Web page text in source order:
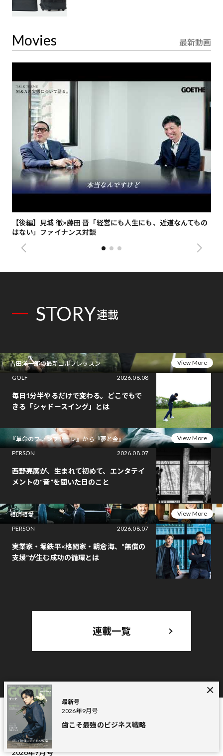
Movies 最新動画
【後編】見城 徹×藤田 晋「経営にも人生にも、近道なんてもの
はない」ファイナンス対談
STORY連載
吉田洋一郎の最新ゴルフレッスン
View More
GOLF
2026.08.08
毎日1分半やるだけで変わる。どこでもで
きる「シャドースイング」とは
『革命のファンファーレ』から『夢と金』
View More
PERSON
2026.08.07
西野亮廣が、生まれて初めて、エンタテイ
メントの“音”を聞いた日のこと
相師相愛
View More
PERSON
2026.08.07
実業家・堀鉄平×格闘家・朝倉海、“無償の
支援”が生む成功の循環とは
連載一覧
MAGAZINE
2026年9月号
最新号
2026年9月号
歯こそ最強のビジネス戦略